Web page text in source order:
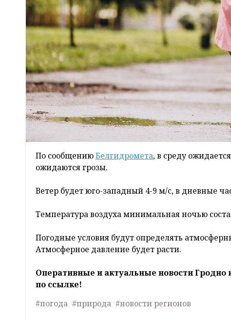
По сообщениюБелгидромета, в среду
ожидаются грозы.
Ветер будет юго-западный 4-9 м/с, в дневные
Температура воздуха минимальная ночью
Погодные условия будут определять
Атмосферное давление будет расти.
Оперативные и актуальные новости Гродно
по ссылке!
#погода #природа #новости регионов